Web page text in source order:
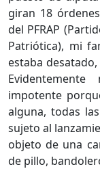
giran 18
del PFRAP
Patriótica), mi
estaba
impotente
alguna, todas
sujeto al
objeto de una
de pillo,